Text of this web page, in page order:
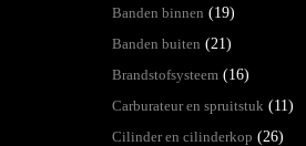
Banden binnen (19)
Banden buiten (21)
Brandstofsysteem (16)
Carburateur en spruitstuk (11)
Cilinder en cilinderkop (26)